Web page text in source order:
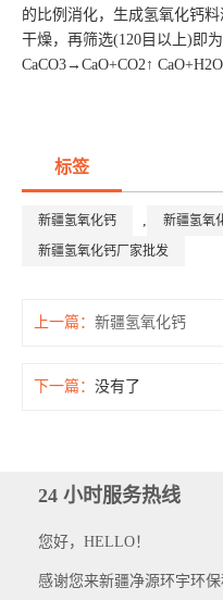
的比例消化，生成氢氧化钙
干燥，再筛选(120目以上)即
CaCO3→CaO+CO2↑
标签
新疆氢氧化钙 , 新疆氢氧
新疆氢氧化钙厂家批发
上一篇：新疆氢氧化钙
下一篇：没有了
24 小时服务热线
您好，HELLO！
感谢您来新疆净源环宇环